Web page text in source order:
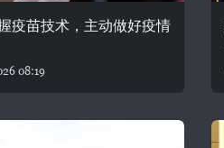
疫苗技术，主动做好疫情
08:19